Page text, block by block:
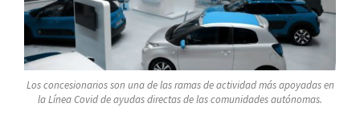
Los concesionarios son una de las ramas de actividad más apoyadas en
la Línea Covid de ayudas directas de las comunidades autónomas.